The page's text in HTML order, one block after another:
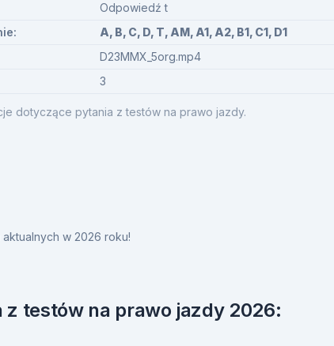
dotyczące pytania z testów na prawo jazdy.
Odpowiedź t
A, B, C, D, T, AM, A1, A2, B1, C1, D1
D23MMX_5org.mp4
3
w 2026 roku!
z testów na prawo jazdy 2026: